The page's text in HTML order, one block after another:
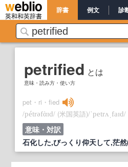
英和和英辞書
辞書 例文 診
petrified とは
意味・読み方・使い方
pet・ri・fied
/pétrəfὰɪd/ (米国英語)/ˈpetrʌˌfaɪd/
意味・対訳
石化した,びっくり仰天して,茫